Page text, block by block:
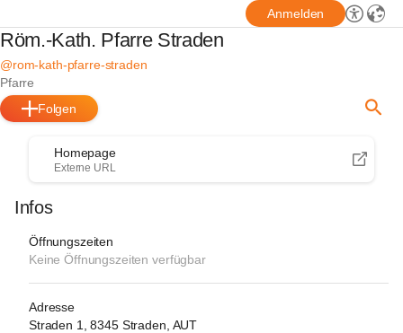
Anmelden
Röm.-Kath. Pfarre Straden
@rom-kath-pfarre-straden
Pfarre
Folgen
Homepage
Externe URL
Infos
Öffnungszeiten
Keine Öffnungszeiten verfügbar
Adresse
Straden 1, 8345 Straden, AUT